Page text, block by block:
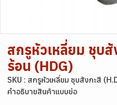
สกรูหัวเหลี่ยม ชุบ
ร้อน (HDG)
SKU : สกรูหัวเหลี่ยม ชุบสังกะสี
คำอธิบายสินค้าแบบย่อ